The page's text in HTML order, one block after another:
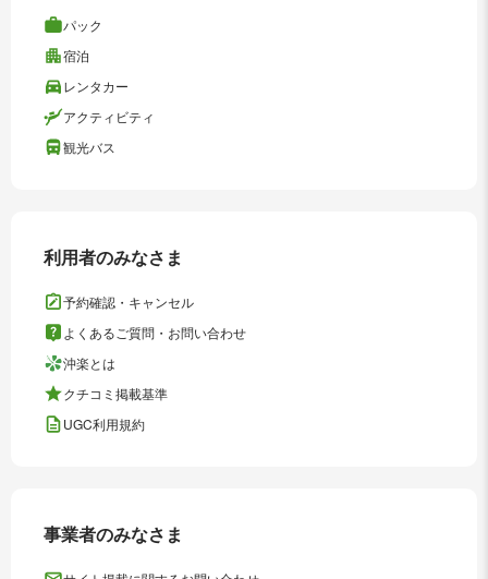
パック
宿泊
レンタカー
アクティビティ
観光バス
利用者のみなさま
予約確認・キャンセル
よくあるご質問・お問い合わせ
沖楽とは
クチコミ掲載基準
UGC利用規約
事業者のみなさま